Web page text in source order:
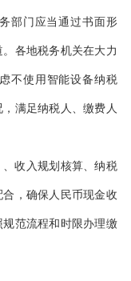
部门应当通过书面形
各地税务机关在大力
不使用智能设备纳税
满足纳税人、缴费人
收入规划核算、纳税
，确保人民币现金收
范流程和时限办理缴